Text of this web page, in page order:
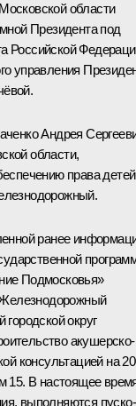
области
Президента под
Российской
управления
Андрея
области,
права детей
ранее
Подмосковья»
Железнодорожный
округ
акушерско-
консультацией на
15. В настоящее
выполняются пуско-